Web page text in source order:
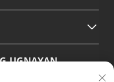
UGNAYAN